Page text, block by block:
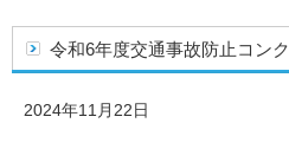
令和6年度交通事故防止コン
2024年11月22日